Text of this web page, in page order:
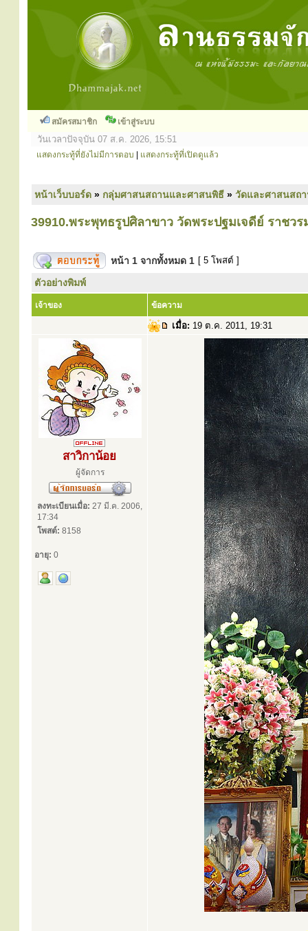
สมัครสมาชิก เข้าสู่ระบบ
วันเวลาปัจจุบัน 07 ส.ค. 2026, 15:51
แสดงกระทู้ที่ยังไม่มีการตอบ แสดงกระทู้ที่เปิดดูแล้ว
หน้าเว็บบอร์ด » กลุ่มศาสนสถานและศาสนพิธี » วัดและศาสนสถ
39910.พระพุทธรูปศิลาขาว วัดพระปฐมเจดีย์ ราชว
หน้า 1 จากทั้งหมด 1 [ 5 โพสต์ ]
ตัวอย่างพิมพ์
เจ้าของ ข้อความ
เมื่อ: 19 ต.ค. 2011, 19:31
สาวิกาน้อย
ผู้จัดการ
ลงทะเบียนเมื่อ: 27 มี.ค. 2006,
17:34
โพสต์: 8158
อายุ: 0